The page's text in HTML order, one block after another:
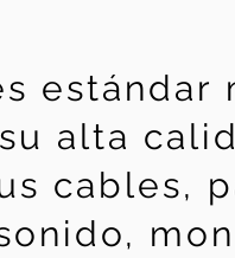
alta
cables,